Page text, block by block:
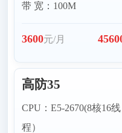
带 宽：100M
3600元/月
高防35
CPU：E5-2670(8核16线
程）